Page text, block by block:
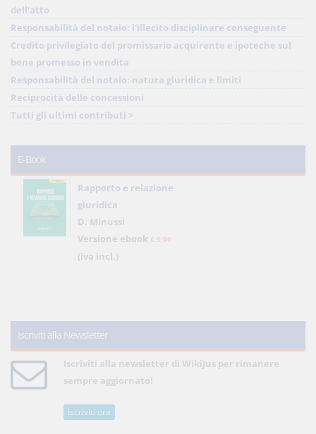
dell'atto
Responsabilità del notaio: l'illecito disciplinare conseguente
Credito privilegiato del promissario acquirente e ipoteche sul
bene promesso in vendita
Responsabilità del notaio: natura giuridica e limiti
Reciprocità delle concessioni
Tutti gli ultimi contributi >
E-Book
Rapporto e relazione
giuridica
D. Minussi
Versione ebook € 5,99
(iva incl.)
Iscriviti alla Newsletter
Iscriviti alla newsletter di WikiJus per rimanere
sempre aggiornato!
Iscriviti ora